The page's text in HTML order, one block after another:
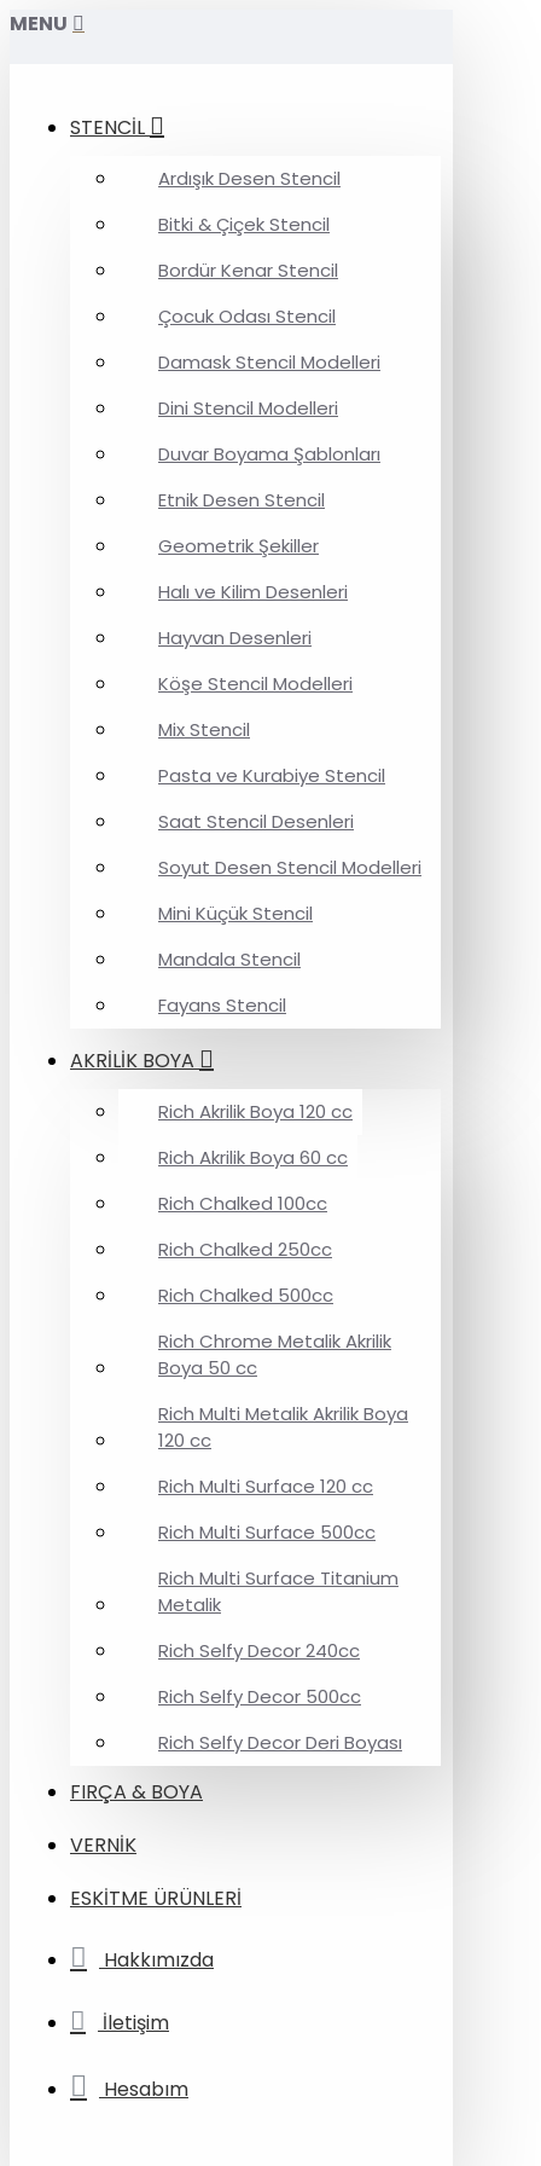
MENU
STENCİL
Ardışık Desen Stencil
Bitki & Çiçek Stencil
Bordür Kenar Stencil
Çocuk Odası Stencil
Damask Stencil Modelleri
Dini Stencil Modelleri
Duvar Boyama Şablonları
Etnik Desen Stencil
Geometrik Şekiller
Halı ve Kilim Desenleri
Hayvan Desenleri
Köşe Stencil Modelleri
Mix Stencil
Pasta ve Kurabiye Stencil
Saat Stencil Desenleri
Soyut Desen Stencil Modelleri
Mini Küçük Stencil
Mandala Stencil
Fayans Stencil
AKRİLİK BOYA
Rich Akrilik Boya 120 cc
Rich Akrilik Boya 60 cc
Rich Chalked 100cc
Rich Chalked 250cc
Rich Chalked 500cc
Rich Chrome Metalik Akrilik
Boya 50 cc
Rich Multi Metalik Akrilik Boya
120 cc
Rich Multi Surface 120 cc
Rich Multi Surface 500cc
Rich Multi Surface Titanium
Metalik
Rich Selfy Decor 240cc
Rich Selfy Decor 500cc
Rich Selfy Decor Deri Boyası
FIRÇA & BOYA
VERNİK
ESKİTME ÜRÜNLERİ
Hakkımızda
İletişim
Hesabım